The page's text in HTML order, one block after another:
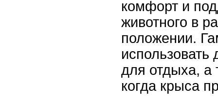
комфорт и
животного в
положении.
использовать
для отдыха, а
когда крыса